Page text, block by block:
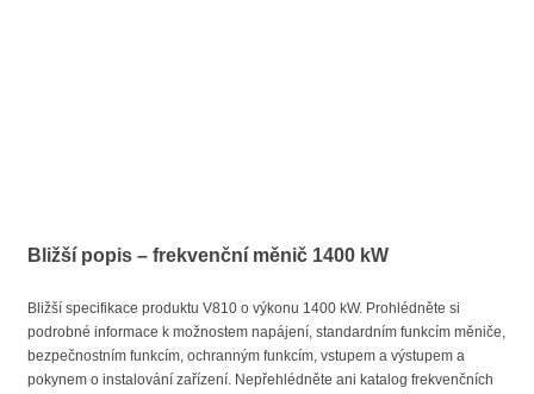
Bližší popis – frekvenční měnič 1400 kW
Bližší specifikace produktu V810 o výkonu 1400 kW. Prohlédněte si
podrobné informace k možnostem napájení, standardním funkcím měniče,
bezpečnostním funkcím, ochranným funkcím, vstupem a výstupem a
pokynem o instalování zařízení. Nepřehlédněte ani katalog frekvenčních